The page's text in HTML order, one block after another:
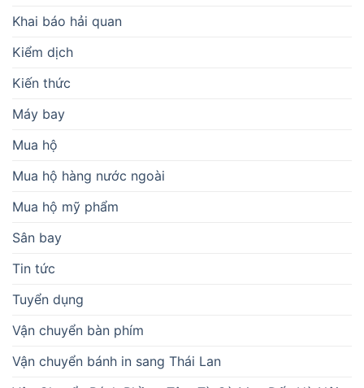
Khai báo hải quan
Kiểm dịch
Kiến thức
Máy bay
Mua hộ
Mua hộ hàng nước ngoài
Mua hộ mỹ phẩm
Sân bay
Tin tức
Tuyển dụng
Vận chuyển bàn phím
Vận chuyển bánh in sang Thái Lan